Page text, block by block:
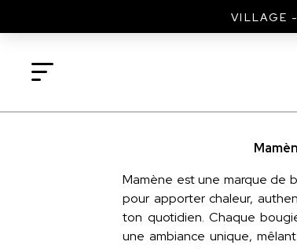
VILLAGE -
Mamène est une marque de
pour apporter chaleur,
ton quotidien. Chaque
une ambiance unique,